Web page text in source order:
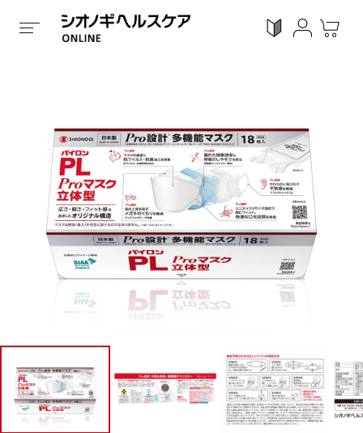
会員登録
感染対策 Proシリーズ スキンケア
カテゴリーで探す
ブランドから探す
ホーム / 全ての商品 / 雑貨 立体型 / パイロ